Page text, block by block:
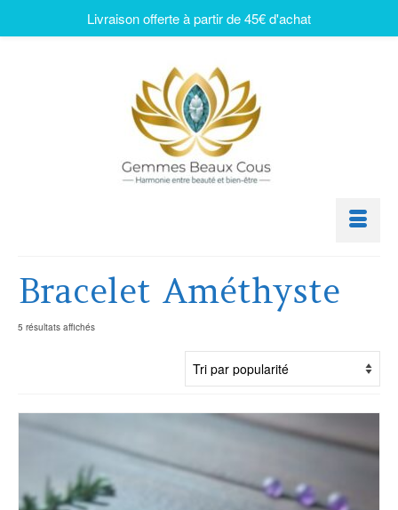
Bracelet Améthyste
5 résultats affichés
Livraison offerte à partir de 45€ d'achat